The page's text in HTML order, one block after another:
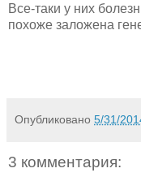
Все-таки у них
похоже заложена
Опубликовано 5/31/
3 комментария: